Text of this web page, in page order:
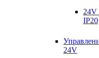
24V
IP20
24V